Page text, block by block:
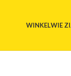
WINKELWIE